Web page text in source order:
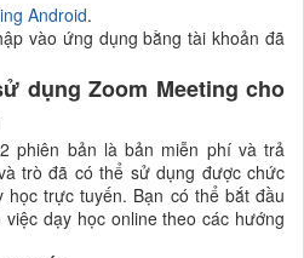
Android.
vào ứng dụng bằng tài khoản đã
dụng Zoom Meeting cho
phiên bản là bản miễn phí và trả
trò đã có thể sử dụng được chức
trực tuyến. Bạn có thể bắt đầu
dạy học online theo các hướng